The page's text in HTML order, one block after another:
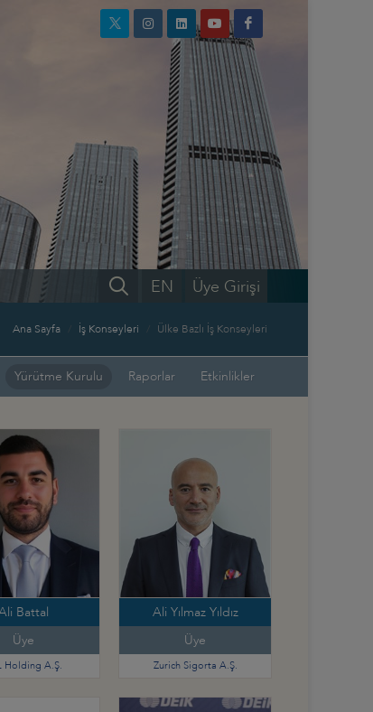
Üye Girişi
EN
Ana Sayfa İş Konseyleri Ülke Bazlı İş Konseyleri
Yürütme Kurulu Raporlar Etkinlikler
Battal
Üye
Holding A.Ş.
Ali Yılmaz Yıldız
Üye
Zurich Sigorta A.Ş.